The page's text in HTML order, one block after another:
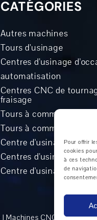
Pour offrir
cookies
à ces
de
CATÉGORIES
Autres machines
Tours d'usinage
Centres d'usinage
automatisation
Centres CNC de
fraisage
Tours à commande
Tours à commande de
Centre d'usinage
Centres d'usinage
Centre d'usinage
| Machines CNC dans